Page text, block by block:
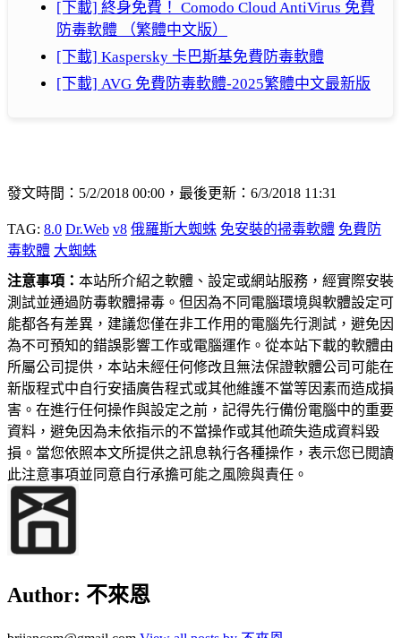
[下載] 終身免費！ Comodo Cloud AntiVirus 免費
防毒軟體 （繁體中文版）
[下載] Kaspersky 卡巴斯基免費防毒軟體
[下載] AVG 免費防毒軟體-2025繁體中文最新版
發文時間：5/2/2018 00:00，最後更新：6/3/2018 11:31
TAG: 8.0 Dr.Web v8 俄羅斯大蜘蛛 免安裝的掃毒軟體 免費防
毒軟體 大蜘蛛
注意事項： 本站所介紹之軟體、設定或網站服務，經實際安裝
測試並通過防毒軟體掃毒。但因為不同電腦環境與軟體設定可
能都各有差異，建議您僅在非工作用的電腦先行測試，避免因
為不可預知的錯誤影響工作或電腦運作。從本站下載的軟體由
所屬公司提供，本站未經任何修改且無法保證軟體公司可能在
新版程式中自行安插廣告程式或其他維護不當等因素而造成損
害。在進行任何操作與設定之前，記得先行備份電腦中的重要
資料，避免因為未依指示的不當操作或其他疏失造成資料毀
損。當您依照本文所提供之訊息執行各種操作，表示您已閱讀
此注意事項並同意自行承擔可能之風險與責任。
Author: 不來恩